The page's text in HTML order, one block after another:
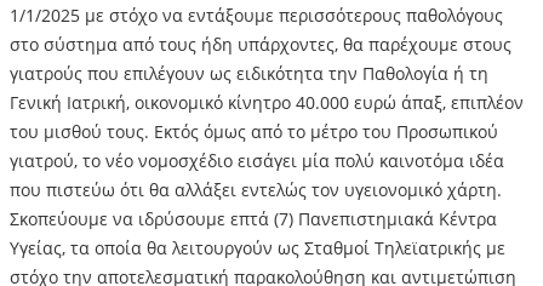
1/1/2025 με στόχο να εντάξουμε περισσότερους παθολόγους
στο σύστημα από τους ήδη υπάρχοντες, θα παρέχουμε στους
γιατρούς που επιλέγουν ως ειδικότητα την Παθολογία ή τη
Γενική Ιατρική, οικονομικό κίνητρο 40.000 ευρώ άπαξ, επιπλέον
του μισθού τους. Εκτός όμως από το μέτρο του Προσωπικού
γιατρού, το νέο νομοσχέδιο εισάγει μία πολύ καινοτόμα ιδέα
που πιστεύω ότι θα αλλάξει εντελώς τον υγειονομικό χάρτη.
Σκοπεύουμε να ιδρύσουμε επτά (7) Πανεπιστημιακά Κέντρα
Υγείας, τα οποία θα λειτουργούν ως Σταθμοί Τηλεϊατρικής με
στόχο την αποτελεσματική παρακολούθηση και αντιμετώπιση